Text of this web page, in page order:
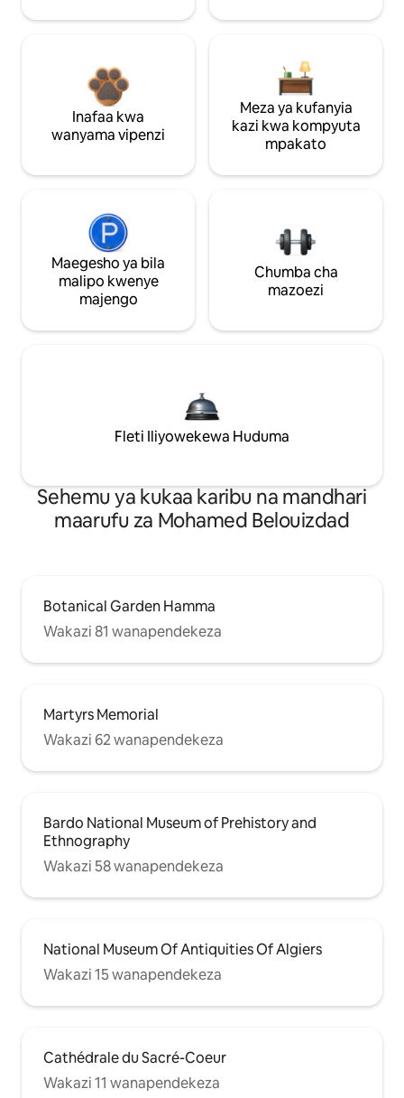
Inafaa kwa
wanyama vipenzi
Meza ya kufanyia
kazi kwa kompyuta
mpakato
Maegesho ya bila
malipo kwenye
majengo
Chumba cha
mazoezi
Fleti Iliyowekewa Huduma
Sehemu ya kukaa karibu na mandhari
maarufu za Mohamed Belouizdad
Botanical Garden Hamma
Wakazi 81 wanapendekeza
Martyrs Memorial
Wakazi 62 wanapendekeza
Bardo National Museum of Prehistory and
Ethnography
Wakazi 58 wanapendekeza
National Museum Of Antiquities Of Algiers
Wakazi 15 wanapendekeza
Cathédrale du Sacré-Coeur
Wakazi 11 wanapendekeza